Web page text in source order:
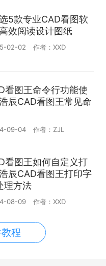
5款专业CAD看图软
效阅读设计图纸
02-02 作者：XXD
看图王命令行功能使
辰CAD看图王常见命
09-04 作者：ZJL
看图王如何自定义打
辰CAD看图王打印字
理方法
08-09 作者：XXD
程